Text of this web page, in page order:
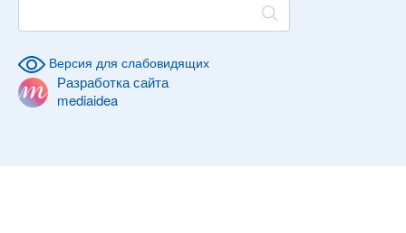
Версия для слабовидящих
Разработка сайта
mediaidea